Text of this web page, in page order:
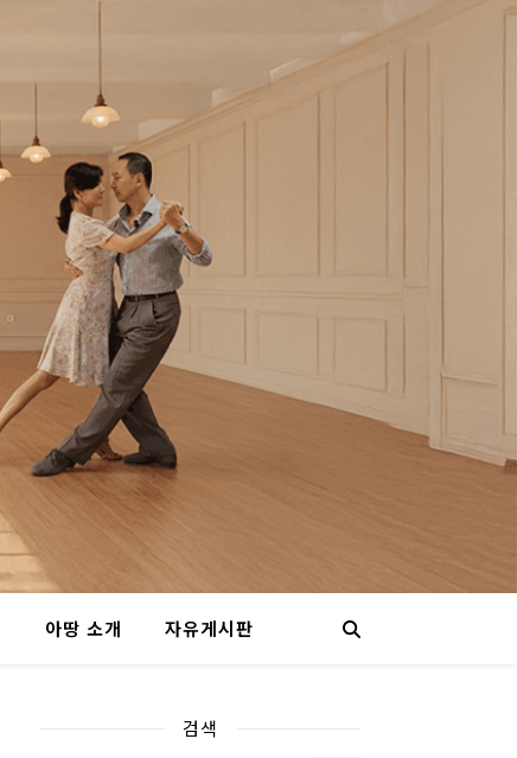
아땅 소개 자유게시판
검색